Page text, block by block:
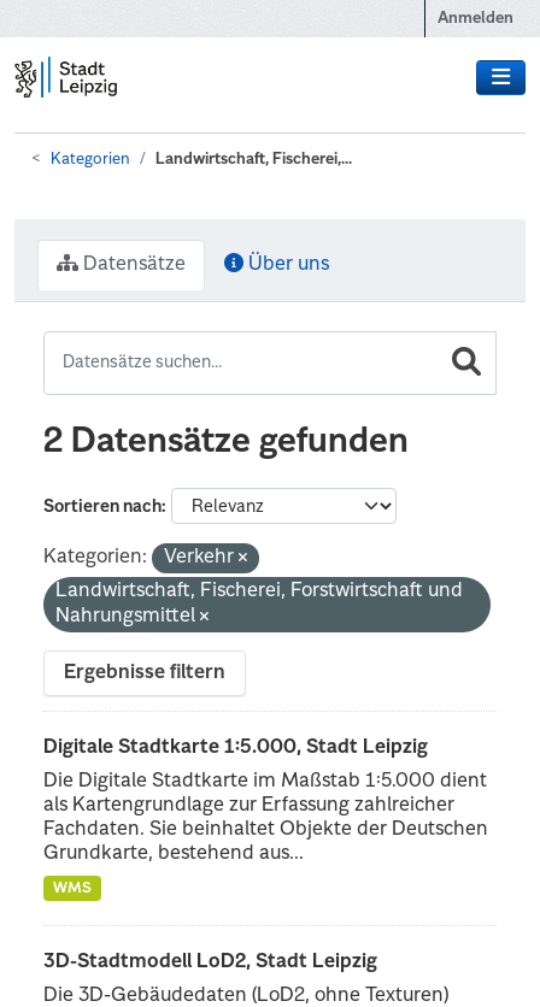
Anmelden
Kategorien Landwirtschaft, Fischerei,...
Datensätze Über uns
2 Datensätze gefunden
Sortieren nach
Kategorien:
Verkehr
Landwirtschaft, Fischerei, Forstwirtschaft und
Nahrungsmittel
Ergebnisse filtern
Digitale Stadtkarte 1:5.000, Stadt Leipzig
Die Digitale Stadtkarte im Maßstab 1:5.000 dient
als Kartengrundlage zur Erfassung zahlreicher
Fachdaten. Sie beinhaltet Objekte der Deutschen
Grundkarte, bestehend aus...
WMS
3D-Stadtmodell LoD2, Stadt Leipzig
Die 3D-Gebäudedaten (LoD2, ohne Texturen)